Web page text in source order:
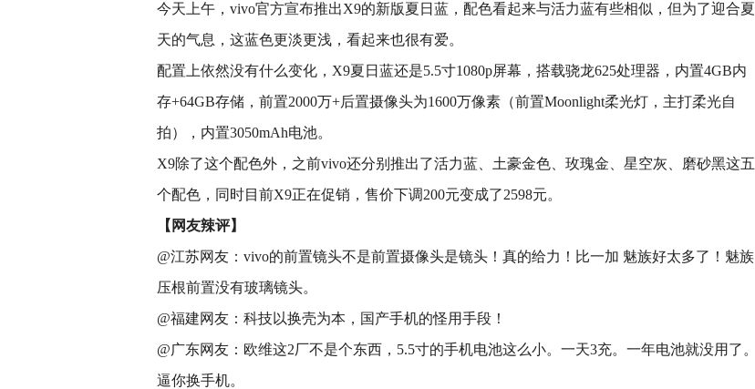
今天上午，vivo官方宣布推出X9的新版夏日蓝，配色看起来与活力蓝有些相似，但为了迎合夏
天的气息，这蓝色更淡更浅，看起来也很有爱。
配置上依然没有什么变化，X9夏日蓝还是5.5寸1080p屏幕，搭载骁龙625处理器，内置4GB内
存+64GB存储，前置2000万+后置摄像头为1600万像素（前置Moonlight柔光灯，主打柔光自
拍），内置3050mAh电池。
X9除了这个配色外，之前vivo还分别推出了活力蓝、土豪金色、玫瑰金、星空灰、磨砂黑这五
个配色，同时目前X9正在促销，售价下调200元变成了2598元。
【网友辣评】
@江苏网友：vivo的前置镜头不是前置摄像头是镜头！真的给力！比一加 魅族好太多了！魅族
压根前置没有玻璃镜头。
@福建网友：科技以换壳为本，国产手机的怪用手段！
@广东网友：欧维这2厂不是个东西，5.5寸的手机电池这么小。一天3充。一年电池就没用了。
逼你换手机。